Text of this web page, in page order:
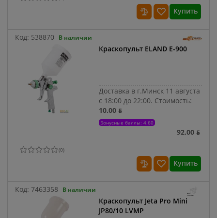
Купить
Код: 538870 В наличии
Краскопульт ELAND E-900
Доставка в г.Минск 11 августа
с 18:00 до 22:00. Стоимость:
10.00 ƃ
Бонусные баллы: 4.60
92.00 ƃ
(0)
Купить
Код: 7463358 В наличии
Краскопульт Jeta Pro Mini
JP80/10 LVMP